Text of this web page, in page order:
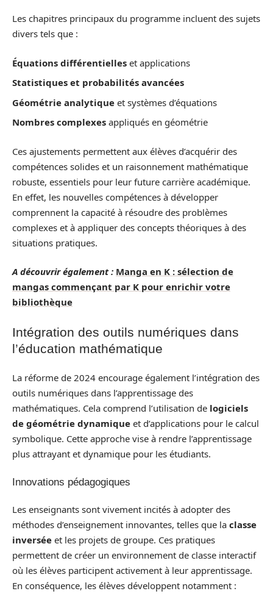
Les chapitres principaux du programme incluent des sujets
divers tels que :
Équations différentielles et applications
Statistiques et probabilités avancées
Géométrie analytique et systèmes d’équations
Nombres complexes appliqués en géométrie
Ces ajustements permettent aux élèves d’acquérir des
compétences solides et un raisonnement mathématique
robuste, essentiels pour leur future carrière académique.
En effet, les nouvelles compétences à développer
comprennent la capacité à résoudre des problèmes
complexes et à appliquer des concepts théoriques à des
situations pratiques.
A découvrir également : Manga en K : sélection de
mangas commençant par K pour enrichir votre
bibliothèque
Intégration des outils numériques dans
l’éducation mathématique
La réforme de 2024 encourage également l’intégration des
outils numériques dans l’apprentissage des
mathématiques. Cela comprend l’utilisation de logiciels
de géométrie dynamique et d’applications pour le calcul
symbolique. Cette approche vise à rendre l’apprentissage
plus attrayant et dynamique pour les étudiants.
Innovations pédagogiques
Les enseignants sont vivement incités à adopter des
méthodes d’enseignement innovantes, telles que la classe
inversée et les projets de groupe. Ces pratiques
permettent de créer un environnement de classe interactif
où les élèves participent activement à leur apprentissage.
En conséquence, les élèves développent notamment :